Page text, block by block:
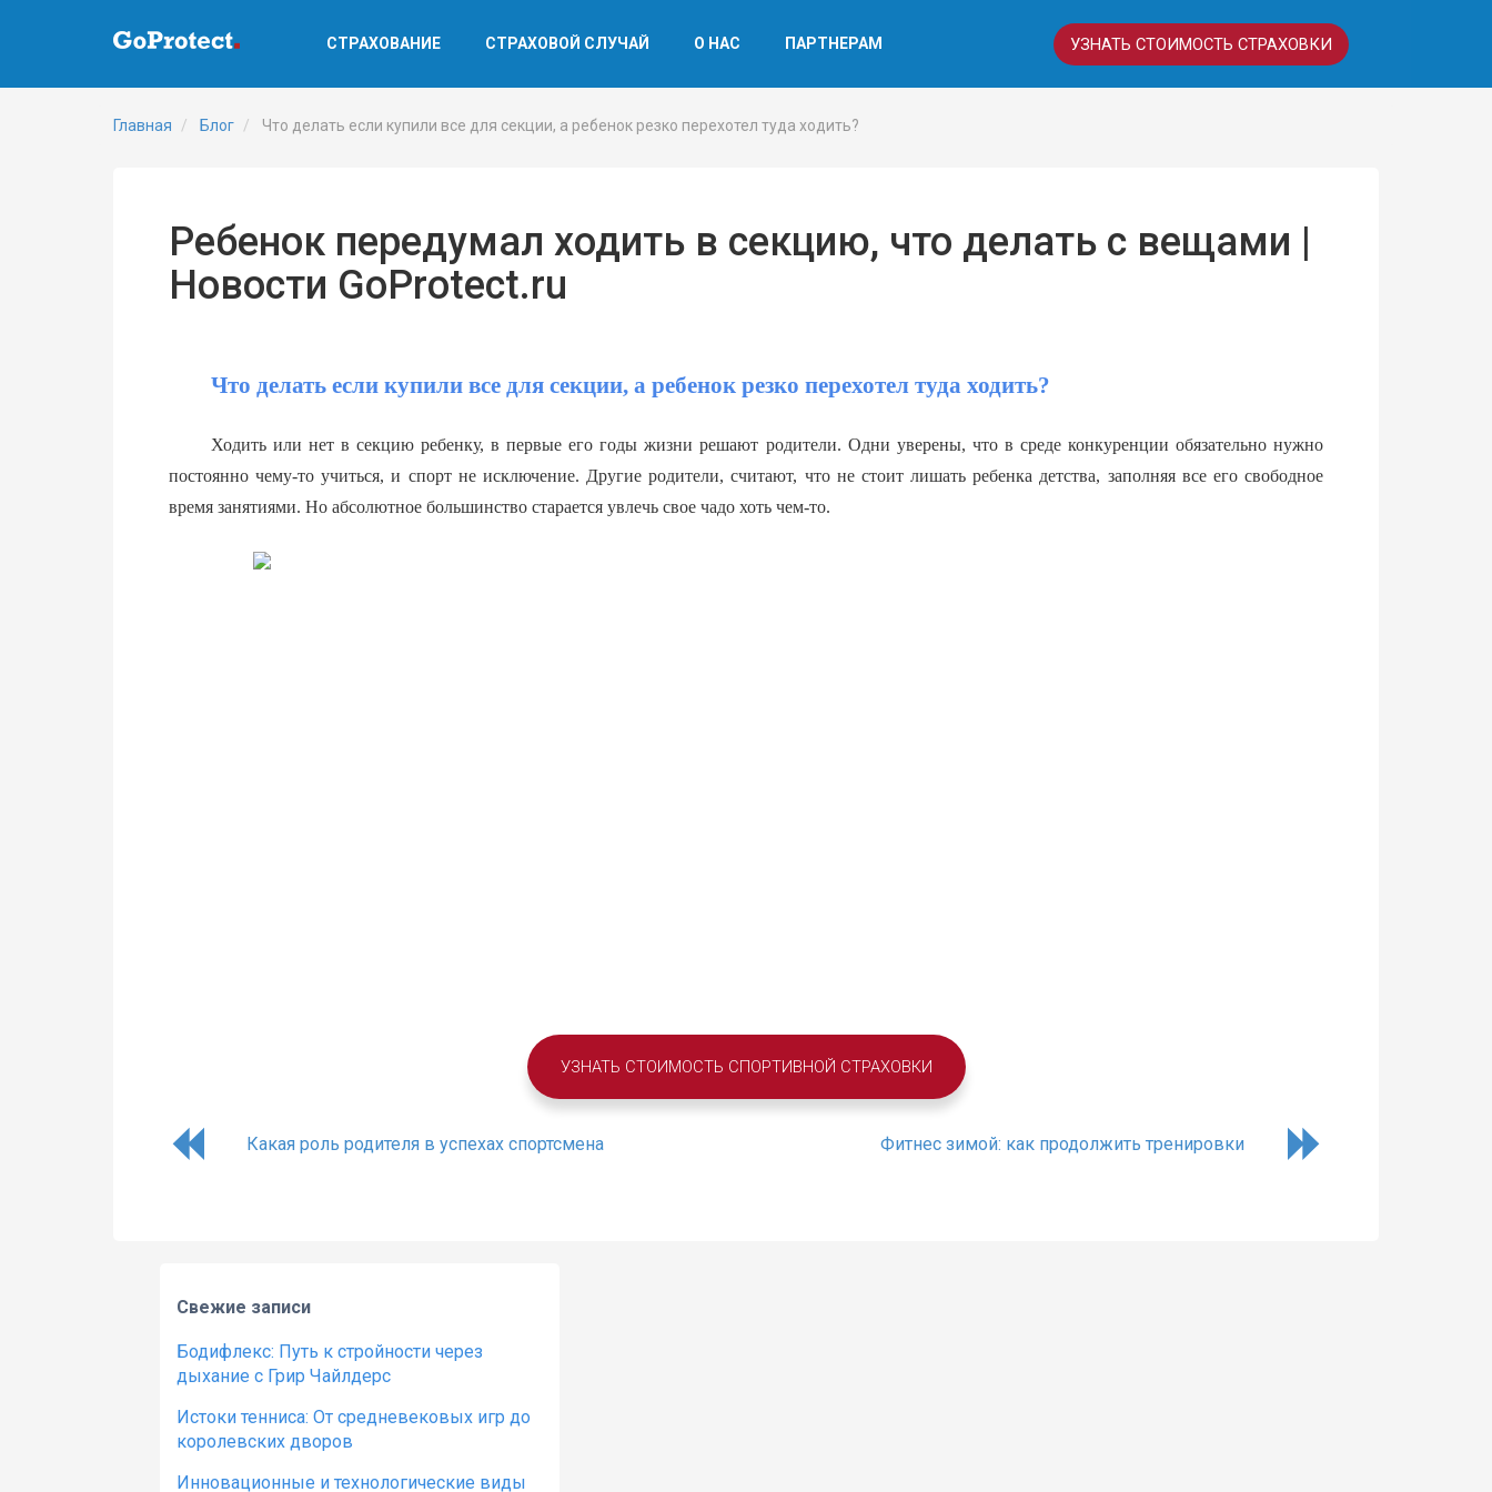
СТРАХОВАНИЕ СТРАХОВОЙ СЛУЧАЙ О НАС ПАРТНЕРАМ УЗНАТЬ СТОИМОСТЬ СТРАХОВКИ
Главная Блог Что делать если купили все для секции, а ребенок резко перехотел туда ходить?
Ребенок передумал ходить в секцию, что делать с вещами |
Новости GoProtect.ru
Что делать если купили все для секции, а ребенок резко перехотел туда ходить?
Ходить или нет в секцию ребенку, в первые его годы жизни решают родители. Одни уверены, что в среде конкуренции обязательно нужно
постоянно чему-то учиться, и спорт не исключение. Другие родители, считают, что не стоит лишать ребенка детства, заполняя все его свободное
время занятиями. Но абсолютное большинство старается увлечь свое чадо хоть чем-то.
УЗНАТЬ СТОИМОСТЬ СПОРТИВНОЙ СТРАХОВКИ
Какая роль родителя в успехах спортсмена Фитнес зимой: как продолжить тренировки
Свежие записи
Бодифлекс: Путь к стройности через
дыхание с Грир Чайлдерс
Истоки тенниса: От средневековых игр до
королевских дворов
Инновационные и технологические виды